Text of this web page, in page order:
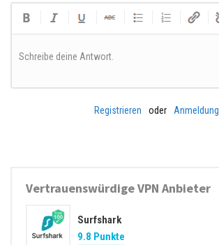
Schreibe deine Antwort.
Registrieren oder Anmeldung
Vertrauenswürdige VPN Anbieter
Surfshark
9.8 Punkte